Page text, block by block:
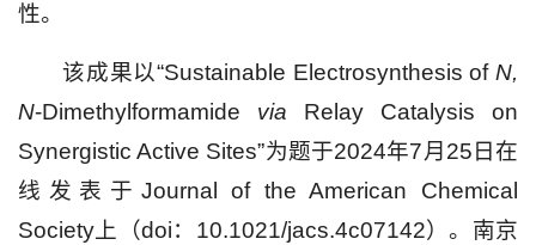
性。
该成果以“Sustainable Electrosynthesis of N,
N-Dimethylformamide via Relay Catalysis on
Synergistic Active Sites”为题于2024年7月25日在
线发表于Journal of the American Chemical
Society上（doi：10.1021/jacs.4c07142）。南京